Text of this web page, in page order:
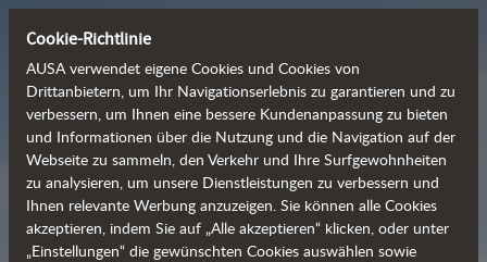
Entdecken Sie unsere
  umfangreiche
Produktpalette
Cookie-Richtlinie
AUSA verwendet eigene Cookies und Cookies von
Drittanbietern, um Ihr Navigationserlebnis zu garantieren und zu
verbessern, um Ihnen eine bessere Kundenanpassung zu bieten
und Informationen über die Nutzung und die Navigation auf der
Webseite zu sammeln, den Verkehr und Ihre Surfgewohnheiten
zu analysieren, um unsere Dienstleistungen zu verbessern und
Ihnen relevante Werbung anzuzeigen. Sie können alle Cookies
akzeptieren, indem Sie auf „Alle akzeptieren“ klicken, oder unter
„Einstellungen“ die gewünschten Cookies auswählen sowie